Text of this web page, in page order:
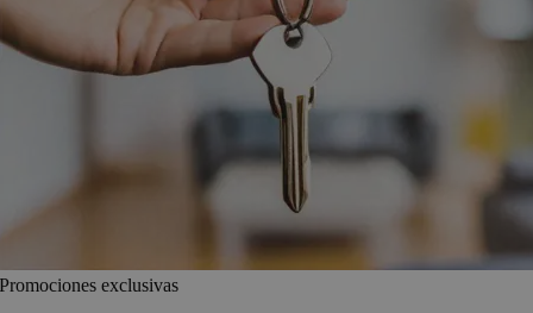
Promociones exclusivas